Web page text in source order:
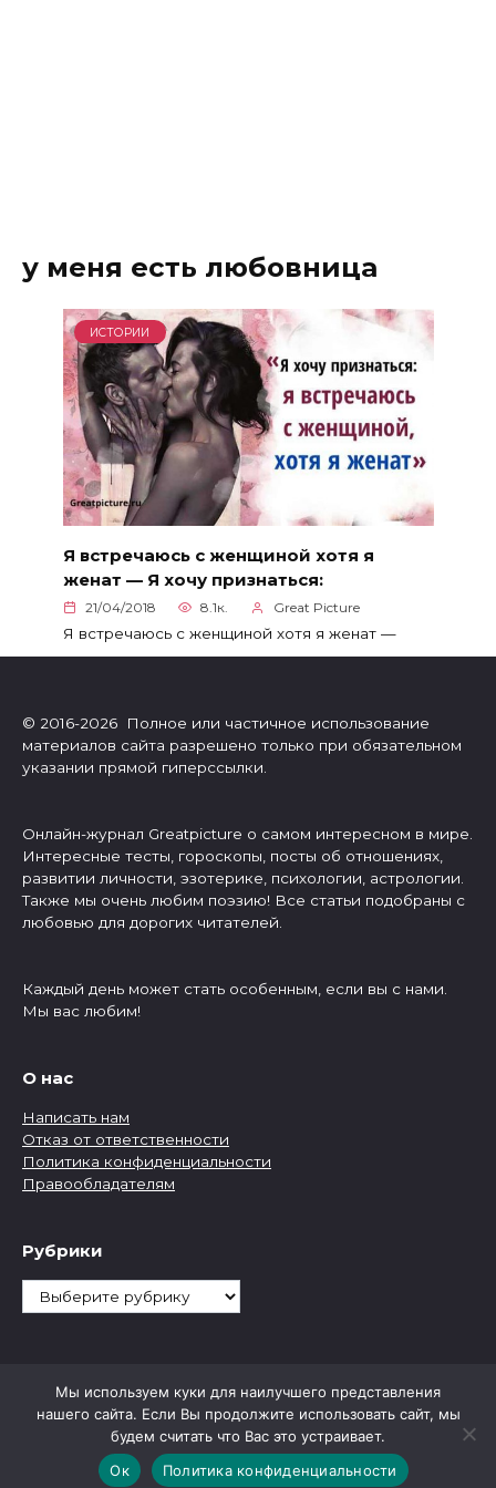
у меня есть любовница
ИСТОРИИ
Я встречаюсь с женщиной хотя я
женат — Я хочу признаться:
21/04/2018 8.1к. Great Picture
Я встречаюсь с женщиной хотя я женат —
© 2016-2026 Полное или частичное использование
материалов сайта разрешено только при обязательном
указании прямой гиперссылки.
Онлайн-журнал Greatpicture о самом интересном в мире.
Интересные тесты, гороскопы, посты об отношениях,
развитии личности, эзотерике, психологии, астрологии.
Также мы очень любим поэзию! Все статьи подобраны с
любовью для дорогих читателей.
Каждый день может стать особенным, если вы с нами.
Мы вас любим!
О нас
Написать нам
Отказ от ответственности
Политика конфиденциальности
Правообладателям
Рубрики
Рубрики
Мы используем куки для наилучшего представления
нашего сайта. Если Вы продолжите использовать сайт, мы
будем считать что Вас это устраивает.
Ок
Политика конфиденциальности